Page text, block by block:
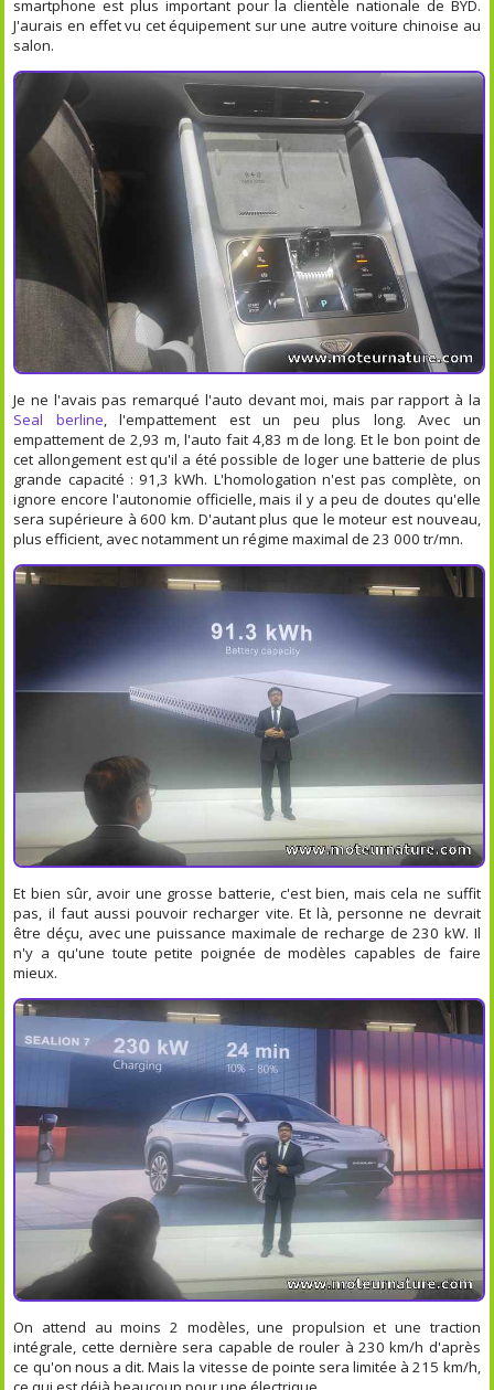
smartphone est plus important pour la clientèle nationale de BYD.
J'aurais en effet vu cet équipement sur une autre voiture chinoise au
salon.
Je ne l'avais pas remarqué l'auto devant moi, mais par rapport à la
Seal berline, l'empattement est un peu plus long. Avec un
empattement de 2,93 m, l'auto fait 4,83 m de long. Et le bon point de
cet allongement est qu'il a été possible de loger une batterie de plus
grande capacité : 91,3 kWh. L'homologation n'est pas complète, on
ignore encore l'autonomie officielle, mais il y a peu de doutes qu'elle
sera supérieure à 600 km. D'autant plus que le moteur est nouveau,
plus efficient, avec notamment un régime maximal de 23 000 tr/mn.
Et bien sûr, avoir une grosse batterie, c'est bien, mais cela ne suffit
pas, il faut aussi pouvoir recharger vite. Et là, personne ne devrait
être déçu, avec une puissance maximale de recharge de 230 kW. Il
n'y a qu'une toute petite poignée de modèles capables de faire
mieux.
On attend au moins 2 modèles, une propulsion et une traction
intégrale, cette dernière sera capable de rouler à 230 km/h d'après
ce qu'on nous a dit. Mais la vitesse de pointe sera limitée à 215 km/h,